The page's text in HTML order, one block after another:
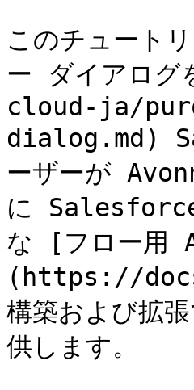
このチュート
ー ダイアロ
cloud-ja/
dialog.md)
ーザーが
に Salesforce
な [フロー用
(https://
構築および拡
供します。